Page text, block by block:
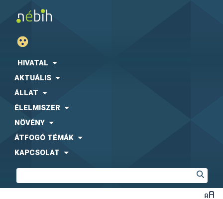
HIVATAL
AKTUÁLIS
ÁLLAT
ÉLELMISZER
NÖVÉNY
ÁTFOGÓ TÉMÁK
KAPCSOLAT